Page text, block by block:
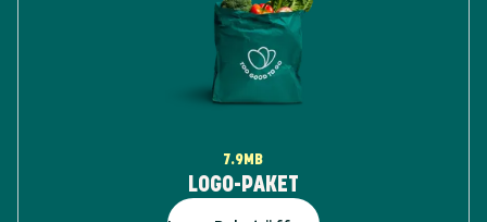
7.9MB
LOGO-PAKET